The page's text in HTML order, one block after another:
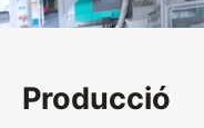
Producció